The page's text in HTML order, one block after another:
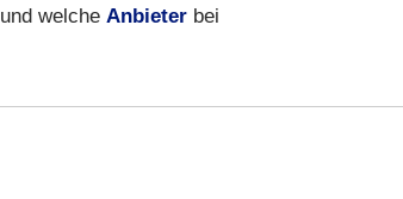
welche Anbieter bei